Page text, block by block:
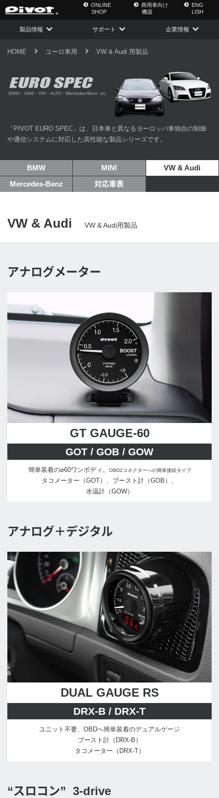
ONLINE
SHOP
商用車向け
機器
ENG
LISH
製品情報 サポート 企業情報
HOME ユーロ車用 VW & Audi 用製品
「PIVOT EURO SPEC」は、日本車と異なるヨーロッパ車独自の制御
や通信システムに対応した高性能な製品シリーズです。
BMW MINI
VW & Audi
Mercedes-Benz
対応車表
VW & Audi VW & Audi用製品
アナログメーター
GT GAUGE-60
GOT / GOB / GOW
簡単装着の⌀60ワンボディ。 OBD2コネクターへの簡単接続タイプ
タコメーター（GOT）、ブースト計（GOB）、
水温計（GOW）
アナログ＋デジタル
DUAL GAUGE RS
DRX-B / DRX-T
ユニット不要、OBDへ簡単装着のデュアルゲージ
ブースト計（DRX-B）
タコメーター（DRX-T）
“スロコン” 3-drive